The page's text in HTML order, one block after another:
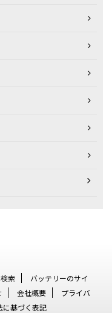
索
バッテリーのサイ
会社概要
プライバ
に基づく表記